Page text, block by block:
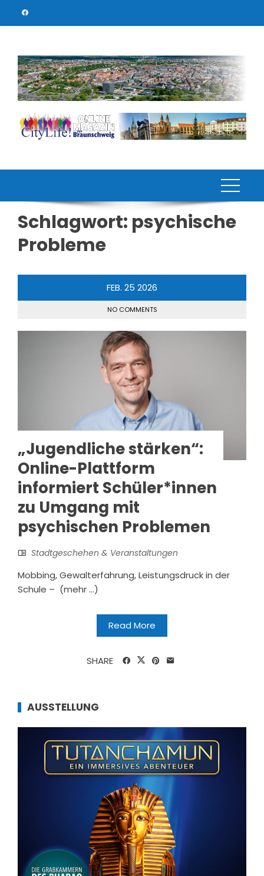
Schlagwort: psychische
Probleme
FEB. 25 2026
NO COMMENTS
„Jugendliche stärken“:
Online-Plattform
informiert Schüler*innen
zu Umgang mit
psychischen Problemen
Stadtgeschehen & Veranstaltungen
Mobbing, Gewalterfahrung, Leistungsdruck in der
Schule – (mehr …)
Read More
SHARE
AUSSTELLUNG